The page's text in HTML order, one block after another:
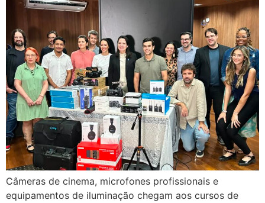
Câmeras de cinema, microfones profissionais e
equipamentos de iluminação chegam aos cursos de